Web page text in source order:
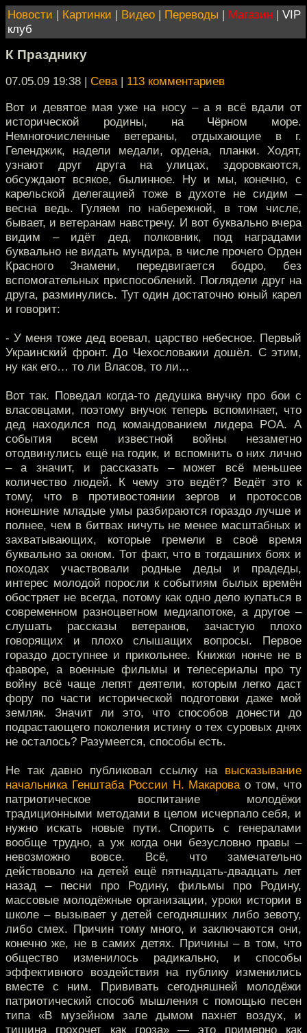
Новости | Картинки | Видео | Переводы | Магазин | VIP
клуб
К Празднику
07.05.09 19:38 | Сева| 113 комментариев
Вот и девятое мая уже на носу – а я всё вдали от
исторической родины, на Чёрном море.
Немногочисленные ветераны, отдыхающие в г.
Геленджик, надели медали, ордена, планки. Ходят,
узнают друг друга на улицах, здоровкаются,
обсуждают всякое, былинное. Ну и мы, конечно, с
карельской делегацией тоже в духоте не сидим –
весна ведь. Гуляем по набережной, в том числе,
бывает, и ветеранам навстречу. И вот буквально вчера
видим – идёт дед, полковник, под наградами
буквально не видать мундира, в числе прочего Орден
Красного Знамени, передвигается бодро, без
вспомогательных приспособлений. Поглядели друг на
друга, разминулись. Тут один достаточно юный карел
и говорит:
- У меня тоже дед воевал, царство небесное. Первый
Украинский фронт. До Чехословакии дошёл. С этим,
ну как его… то ли Власов, то ли...
Вот так. Поведал когда-то дедушка внучку про бои с
власовцами, поэтому внучок теперь вспоминает, что
дед находился под командованием лидера РОА. А
события всем известной войны незаметно
отодвинулись ещё на годик, и вспомнить о них лично
– а значит, и рассказать – может всё меньшее
количество людей. К чему это ведёт? Ведёт это к
тому, что в противостоянии зергов и протоссов
нонешние младые умы разбираются гораздо лучше и
полнее, чем в битвах ничуть не менее масштабных и
захватывающих, которые гремели в своё время
буквально за окном. Тот факт, что в тогдашних боях и
походах участвовали родные деды и прадеды,
интерес молодой поросли к событиям былых времён
обостряет не всегда, потому как одно дело купаться в
современном разноцветном медиапотоке, а другое –
слушать рассказы ветеранов, зачастую плохо
говорящих и плохо слышащих вопросы. Первое
гораздо доступнее и прикольнее. Книжки нонче не в
фаворе, а военные фильмы и телесериалы про ту
войну всё чаще лепят деятели, которым легко даст
фору по части исторической подготовки даже мой
земляк. Значит ли это, что способов донести до
подрастающего поколения истину о тех суровых днях
не осталось? Разумеется, способы есть.
Не так давно публиковал ссылку на высказывание
начальника Генштаба России Н. Макаровао том, что
патриотическое воспитание молодёжи
традиционными методами в целом исчерпало себя, и
нужно искать новые пути. Спорить с генералами
вообще трудно, а уж когда они безусловно правы –
невозможно вовсе. Всё, что замечательно
действовало на детей ещё пятнадцать-двадцать лет
назад – песни про Родину, фильмы про Родину,
массовые молодёжные организации, уроки истории в
школе – вызывает у детей сегодняшних либо зевоту,
либо смех. Причин тому много, и заключаются они,
конечно же, не в самих детях. Причины – в том, что
общество изменилось радикально, и способы
эффективного воздействия на публику изменились
вместе с ним. Прививать сегодняшней молодёжи
патриотический способ мышления с помощью песен
типа «В музейном зале дымом пахнет воздух, и
тишина грохочет как гроза» — это примерно как